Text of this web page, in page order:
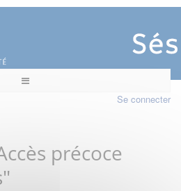
Se connecter
précoce